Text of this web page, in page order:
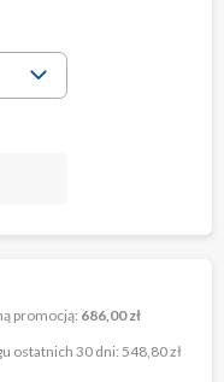
promocją: 686,00 zł
ostatnich 30 dni:548,80 zł